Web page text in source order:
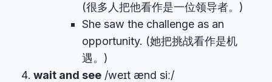
(很多人把他看作是一位领导者。)
She saw the challenge as an
opportunity. (她把挑战看作是机
遇。)
wait and see /weɪt ænd siː/